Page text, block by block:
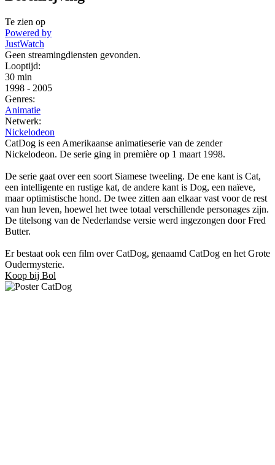
Te zien op
Powered by
JustWatch
Geen streamingdiensten gevonden.
Looptijd:
30 min
1998 - 2005
Genres:
Animatie
Netwerk:
Nickelodeon
CatDog is een Amerikaanse animatieserie van de zender
Nickelodeon. De serie ging in première op 1 maart 1998.
De serie gaat over een soort Siamese tweeling. De ene kant is Cat,
een intelligente en rustige kat, de andere kant is Dog, een naïeve,
maar optimistische hond. De twee zitten aan elkaar vast voor de rest
van hun leven, hoewel het twee totaal verschillende personages zijn.
De titelsong van de Nederlandse versie werd ingezongen door Fred
Butter.
Er bestaat ook een film over CatDog, genaamd CatDog en het Grote
Oudermysterie.
Koop bij Bol